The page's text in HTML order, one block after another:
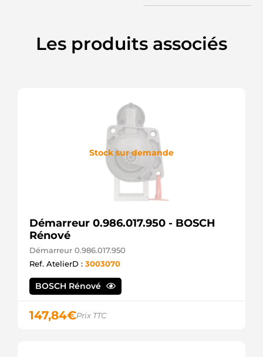
MITSUBISHI
M0T15271
MITSUBISHI
Les produits associés
Stock sur demande
Démarreur 0.986.017.950 - BOSCH
Rénové
Démarreur 0.986.017.950
Ref. AtelierD : 3003070
BOSCH Rénové
147,84€Prix TTC